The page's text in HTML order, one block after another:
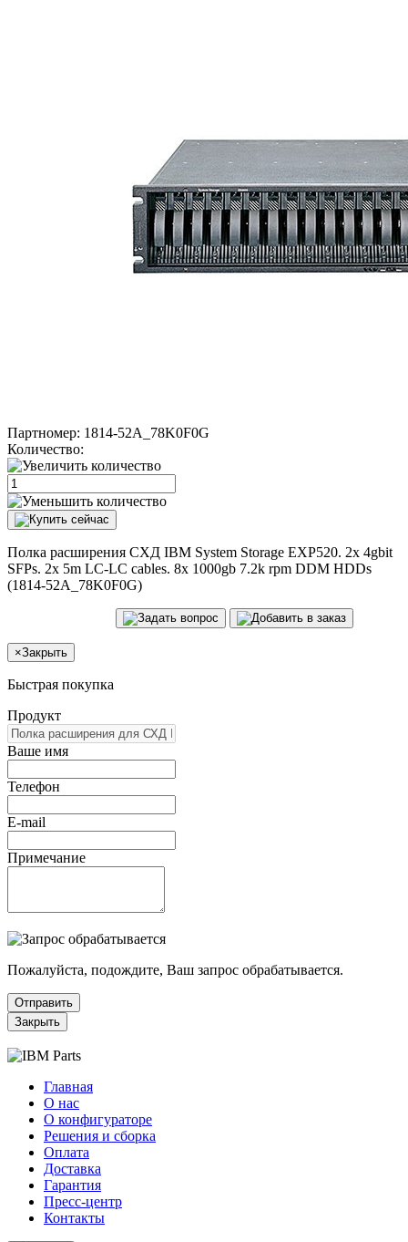
Партномер: 1814-52A_78K0F0G
Количество:
Полка расширения СХД IBM System Storage EXP520. 2x 4gbit
SFPs. 2x 5m LC-LC cables. 8x 1000gb 7.2k rpm DDM HDDs
(1814-52A_78K0F0G)
×Закрыть
Быстрая покупка
Продукт
Ваше имя
Телефон
E-mail
Примечание
Пожалуйста, подождите, Ваш запрос обрабатывается.
Отправить
Закрыть
Главная
О нас
О конфигураторе
Решения и сборка
Оплата
Доставка
Гарантия
Пресс-центр
Контакты